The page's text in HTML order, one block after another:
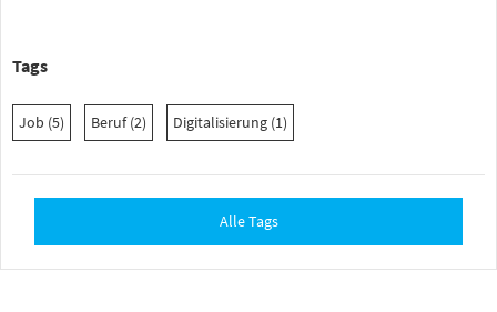
Tags
Job (5) Beruf (2) Digitalisierung (1)
Alle Tags